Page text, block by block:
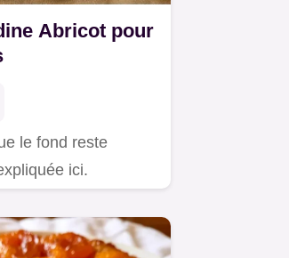
Abricot pour
le fond reste
ici.